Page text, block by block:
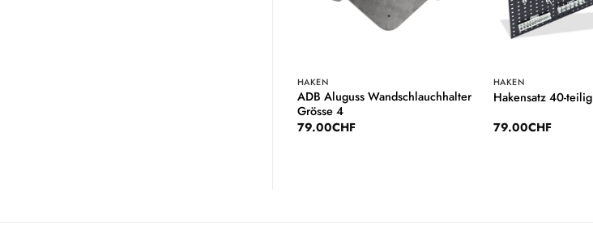
HAKEN
ADB Aluguss Wandschlauchhalter
Grösse 4
79.00CHF
HAKEN
Hakensatz 40-teilig
79.00CHF